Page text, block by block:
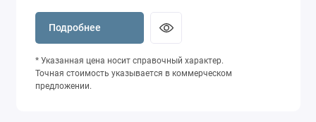
Подробнее
* Указанная цена носит справочный характер.
Точная стоимость указывается в коммерческом
предложении.